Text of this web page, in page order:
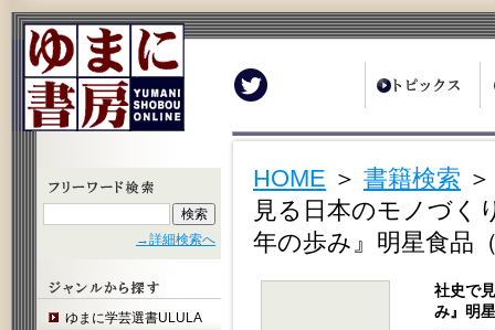
→詳細検索へ
ゆまに学芸選書ULULA
HOME ＞ 書籍検索
見る日本のモノづ
年の歩み』明星食品
社史で
み』明